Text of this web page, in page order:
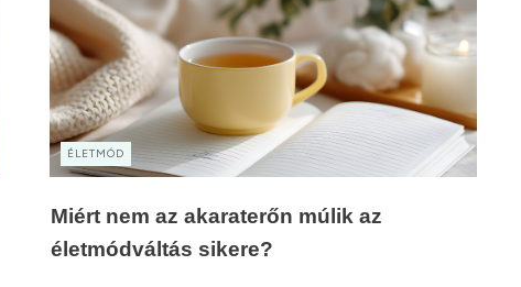
ÉLETMÓD
Miért nem az akaraterőn múlik az
életmódváltás sikere?